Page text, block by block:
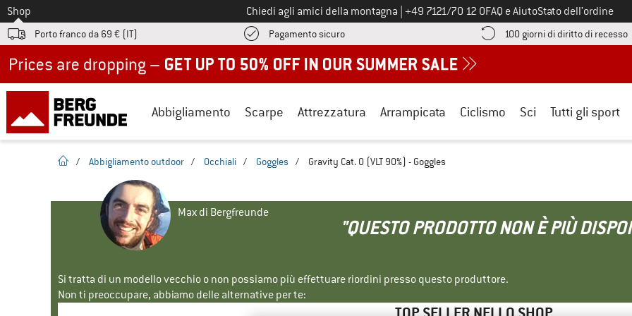
Allo
Shop Chiedi agli amici della montagna Chiamaci al numero
+49 7121/70 12 0FAQ e AiutoStato dell’ordine
Porto franco da 69 € (IT) Pagamento sicuroQui trovi le informazioni di pagamento! Si apre in una casella
100 giorni di diritto di recesso
Abbigliamento Scarpe Attrezzatura Arrampicata Ciclismo Sci Tutti gli sport
pagina iniziale
/ Abbigliamento outdoor / Occhiali / Goggles / Gravity Cat. 0 (VLT 90%) - Goggles
Max di Bergfreunde
"QUESTO PRODOTTO NON È PIÙ
Si tratta di un modello vecchio o non possiamo più effettuare riordini presso questo produttore.
Non ti preoccupare, abbiamo delle alternative per te: